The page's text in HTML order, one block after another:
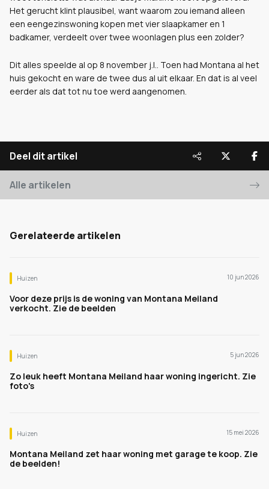
Het gerucht klint plausibel, want waarom zou iemand alleen
een eengezinswoning kopen met vier slaapkamer en 1
badkamer, verdeelt over twee woonlagen plus een zolder?
Dit alles speelde al op 8 november j.l.. Toen had Montana al het
huis gekocht en ware de twee dus al uit elkaar. En dat is al veel
eerder als dat tot nu toe werd aangenomen.
Deel dit artikel
Alle artikelen
Gerelateerde artikelen
Huizen 10 jun 2026
Voor deze prijs is de woning van Montana Meiland
verkocht. Zie de beelden
Huizen 5 jun 2026
Zo leuk heeft Montana Meiland haar woning ingericht. Zie
foto's
Huizen 15 mei 2026
Montana Meiland zet haar woning met garage te koop. Zie
de beelden!